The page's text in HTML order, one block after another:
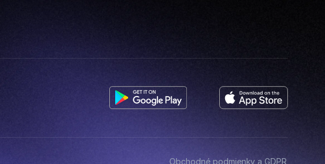
Obchodné podmienky a GDPR